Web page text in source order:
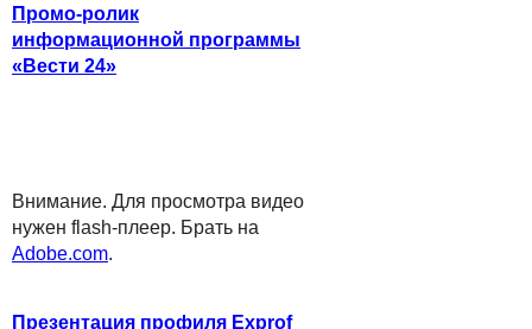
Промо-ролик
информационной программы
«Вести 24»
Внимание. Для просмотра видео
нужен flash-плеер. Брать на
Adobe.com.
Презентация профиля Exprof